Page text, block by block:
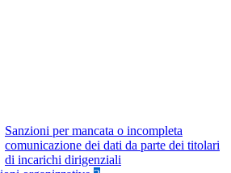
Sanzioni per mancata o incompleta
comunicazione dei dati da parte dei titolari
di incarichi dirigenziali